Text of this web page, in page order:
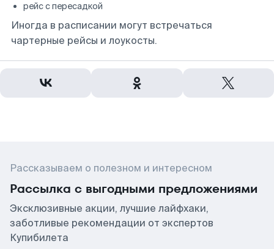
рейс с пересадкой
Иногда в расписании могут встречаться
чартерные рейсы и лоукосты.
Рассказываем о полезном и интересном
Рассылка с выгодными предложениями
Эксклюзивные акции, лучшие лайфхаки,
заботливые рекомендации от экспертов
Купибилета